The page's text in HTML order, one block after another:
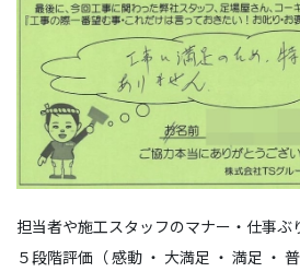
担当者や施工スタッフのマナー・仕事ぶ
５段階評価（ 感動 ・ 大満足 ・ 満足 ・